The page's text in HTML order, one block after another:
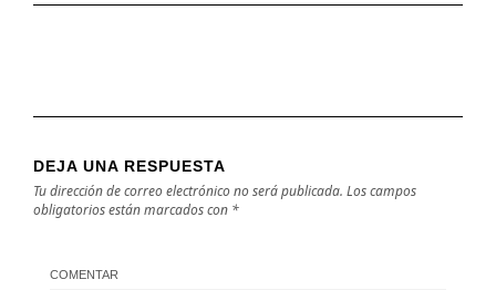
DEJA UNA RESPUESTA
Tu dirección de correo electrónico no será publicada. Los campos
obligatorios están marcados con *
COMENTAR